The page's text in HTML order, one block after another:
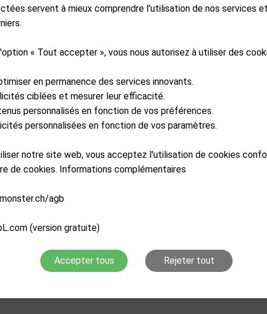
CHF 93.00
Ajouter au
Caractéristiques
servent à mieux comprendre l'utilisation de nos services
« Tout accepter », vous nous autorisez à utiliser des
en permanence des services innovants.
ciblées et mesurer leur efficacité.
personnalisés en fonction de vos préférences.
personnalisées en fonction de vos paramètres.
notre site web, vous acceptez l'utilisation de cookies
de cookies. Informations complémentaires
agb
(version gratuite)
Accepter tous Rejeter tout